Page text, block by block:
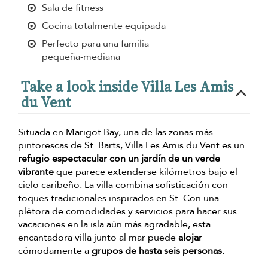
Sala de fitness
Cocina totalmente equipada
Perfecto para una familia
pequeña-mediana
Take a look inside Villa Les Amis
du Vent
Situada en Marigot Bay, una de las zonas más
pintorescas de St. Barts, Villa Les Amis du Vent es un
refugio espectacular con un jardín de un verde
vibranteque parece extenderse kilómetros bajo el
cielo caribeño. La villa combina sofisticación con
toques tradicionales inspirados en St. Con una
plétora de comodidades y servicios para hacer sus
vacaciones en la isla aún más agradable, esta
encantadora villa junto al mar puedealojar
cómodamente agrupos de hasta seis personas.